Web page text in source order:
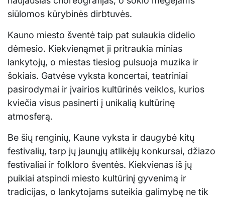
siūlomos kūrybinės dirbtuvės.
Kauno miesto šventė taip pat sulaukia didelio
dėmesio. Kiekvienąmet ji pritraukia minias
lankytojų, o miestas tiesiog pulsuoja muzika ir
šokiais. Gatvėse vyksta koncertai, teatriniai
pasirodymai ir įvairios kultūrinės veiklos, kurios
kviečia visus pasinerti į unikalią kultūrinę
atmosferą.
Be šių renginių, Kaune vyksta ir daugybė kitų
festivalių, tarp jų jaunųjų atlikėjų konkursai, džiazo
festivaliai ir folkloro šventės. Kiekvienas iš jų
puikiai atspindi miesto kultūrinį gyvenimą ir
tradicijas, o lankytojams suteikia galimybę ne tik